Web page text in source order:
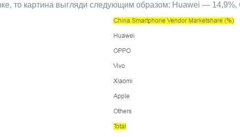
то картина выгляди следующим образом: Huawei —